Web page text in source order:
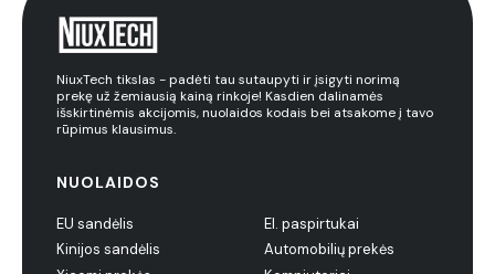
NiuxTech tikslas - padėti tau sutaupyti ir įsigyti norimą
prekę už žemiausią kainą rinkoje! Kasdien dalinamės
išskirtinėmis akcijomis, nuolaidos kodais bei atsakome į tavo
rūpimus klausimus.
NUOLAIDOS
EU sandėlis
Kinijos sandėlis
El. paspirtukai
Automobilių prekės